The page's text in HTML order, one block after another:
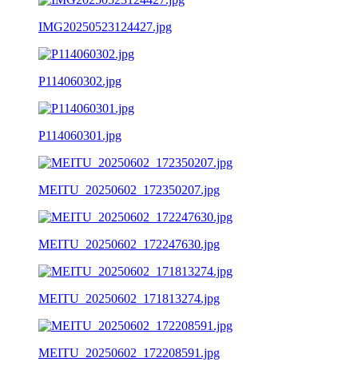
IMG20250523124427.jpg
P114060302.jpg
P114060301.jpg
MEITU_20250602_172350207.jpg
MEITU_20250602_172247630.jpg
MEITU_20250602_171813274.jpg
MEITU_20250602_172208591.jpg